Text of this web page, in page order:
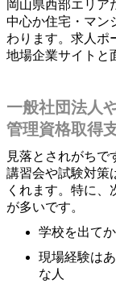
岡山県西部エリア
中心か住宅・マン
わります。求人ポ
地場企業サイトと
一般社団法人
管理資格取得
見落とされがちで
講習会や試験対策
くれます。特に、
が多いです。
学校を出て
現場経験は
な人